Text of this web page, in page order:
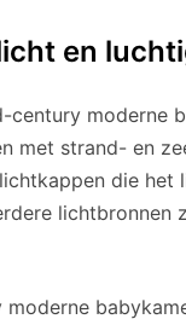
en
moderne
met strand- en
die
lichtbronnen